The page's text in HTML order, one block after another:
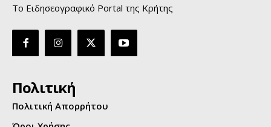
Το Ειδησεογραφικό Portal της Κρήτης
Πολιτική
Πολιτική Απορρήτου